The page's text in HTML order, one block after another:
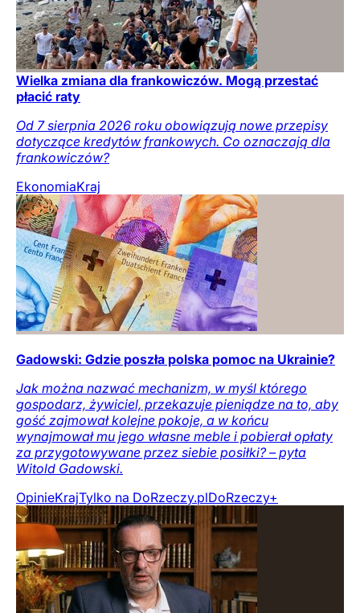
Wielka zmiana dla frankowiczów. Mogą przestać
płacić raty
Od 7 sierpnia 2026 roku obowiązują nowe przepisy
dotyczące kredytów frankowych. Co oznaczają dla
frankowiczów?
EkonomiaKraj
Gadowski: Gdzie poszła polska pomoc na Ukrainie?
Jak można nazwać mechanizm, w myśl którego
gospodarz, żywiciel, przekazuje pieniądze na to, aby
gość zajmował kolejne pokoje, a w końcu
wynajmował mu jego własne meble i pobierał opłaty
za przygotowywane przez siebie posiłki? – pyta
Witold Gadowski.
OpinieKrajTylko na DoRzeczy.plDoRzeczy+